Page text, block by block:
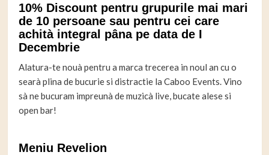
10% Discount pentru grupurile mai mari
de 10 persoane sau pentru cei care
achità integral pâna pe data de I
Decembrie
Alatura-te nouà pentru a marca trecerea in noul an cu o
searà plina de bucurie si distractie la Caboo Events. Vino
sà ne bucuram impreunà de muzicà live, bucate alese si
open bar!
Meniu Revelion